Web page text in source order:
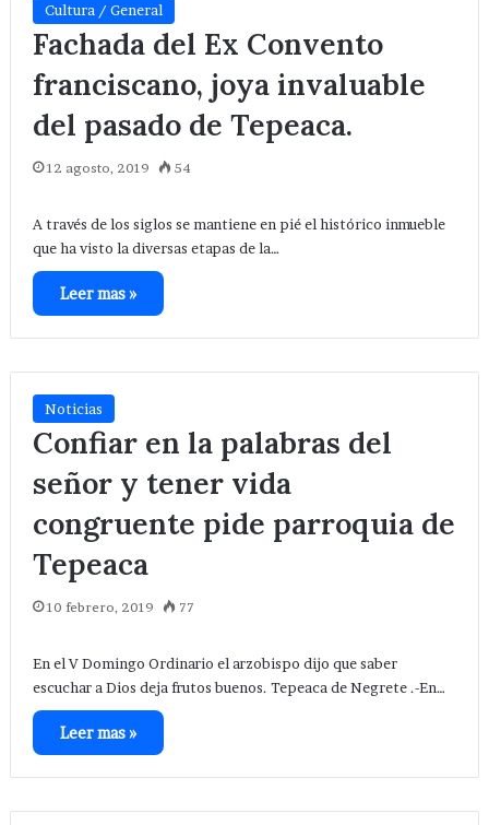
Cultura / General
Fachada del Ex Convento
franciscano, joya invaluable
del pasado de Tepeaca.
12 agosto, 2019 54
A través de los siglos se mantiene en pié el histórico inmueble
que ha visto la diversas etapas de la…
Leer mas »
Noticias
Confiar en la palabras del
señor y tener vida
congruente pide parroquia de
Tepeaca
10 febrero, 2019 77
En el V Domingo Ordinario el arzobispo dijo que saber
escuchar a Dios deja frutos buenos. Tepeaca de Negrete .-En…
Leer mas »